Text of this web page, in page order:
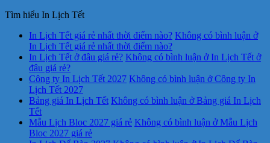
Tìm hiểu In Lịch Tết
In Lịch Tết giá rẻ nhất thời điểm nào? Không có bình luận ở
In Lịch Tết giá rẻ nhất thời điểm nào?
In Lịch Tết ở đâu giá rẻ? Không có bình luận ở In Lịch Tết ở
đâu giá rẻ?
Công ty In Lịch Tết 2027 Không có bình luận ở Công ty In
Lịch Tết 2027
Bảng giá In Lịch Tết Không có bình luận ở Bảng giá In Lịch
Tết
Mẫu Lịch Bloc 2027 giá rẻ Không có bình luận ở Mẫu Lịch
Bloc 2027 giá rẻ